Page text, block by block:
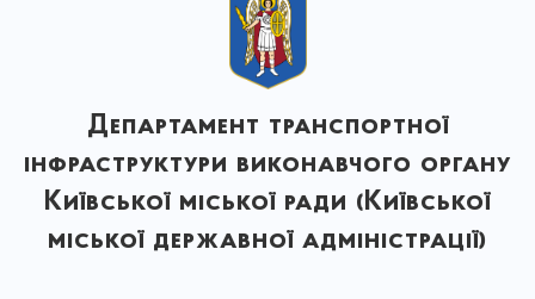
Департамент транспортної
інфраструктури виконавчого органу
Київської міської ради (Київської
міської державної адміністрації)